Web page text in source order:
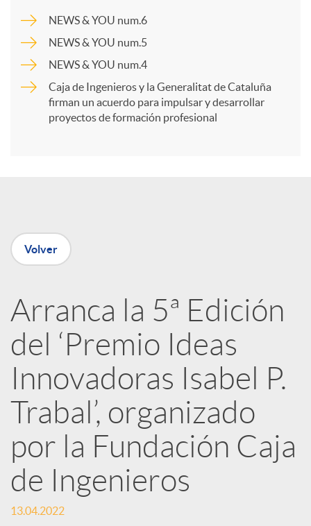
a
r
e
R
e
d
e
s
NEWS & YOU num.6
NEWS & YOU num.5
NEWS & YOU num.4
Caja de Ingenieros y la Generalitat de Cataluña
firman un acuerdo para impulsar y desarrollar
proyectos de formación profesional
Volver
Arranca la 5ª Edición
del ‘Premio Ideas
Innovadoras Isabel P.
Trabal’, organizado
por la Fundación Caja
de Ingenieros
13.04.2022